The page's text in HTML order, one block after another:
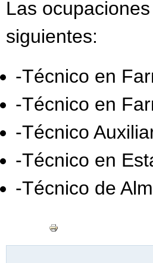
Las
siguientes:
-Técnico en
-Técnico en
-Técnico
-Técnico en
-Técnico de